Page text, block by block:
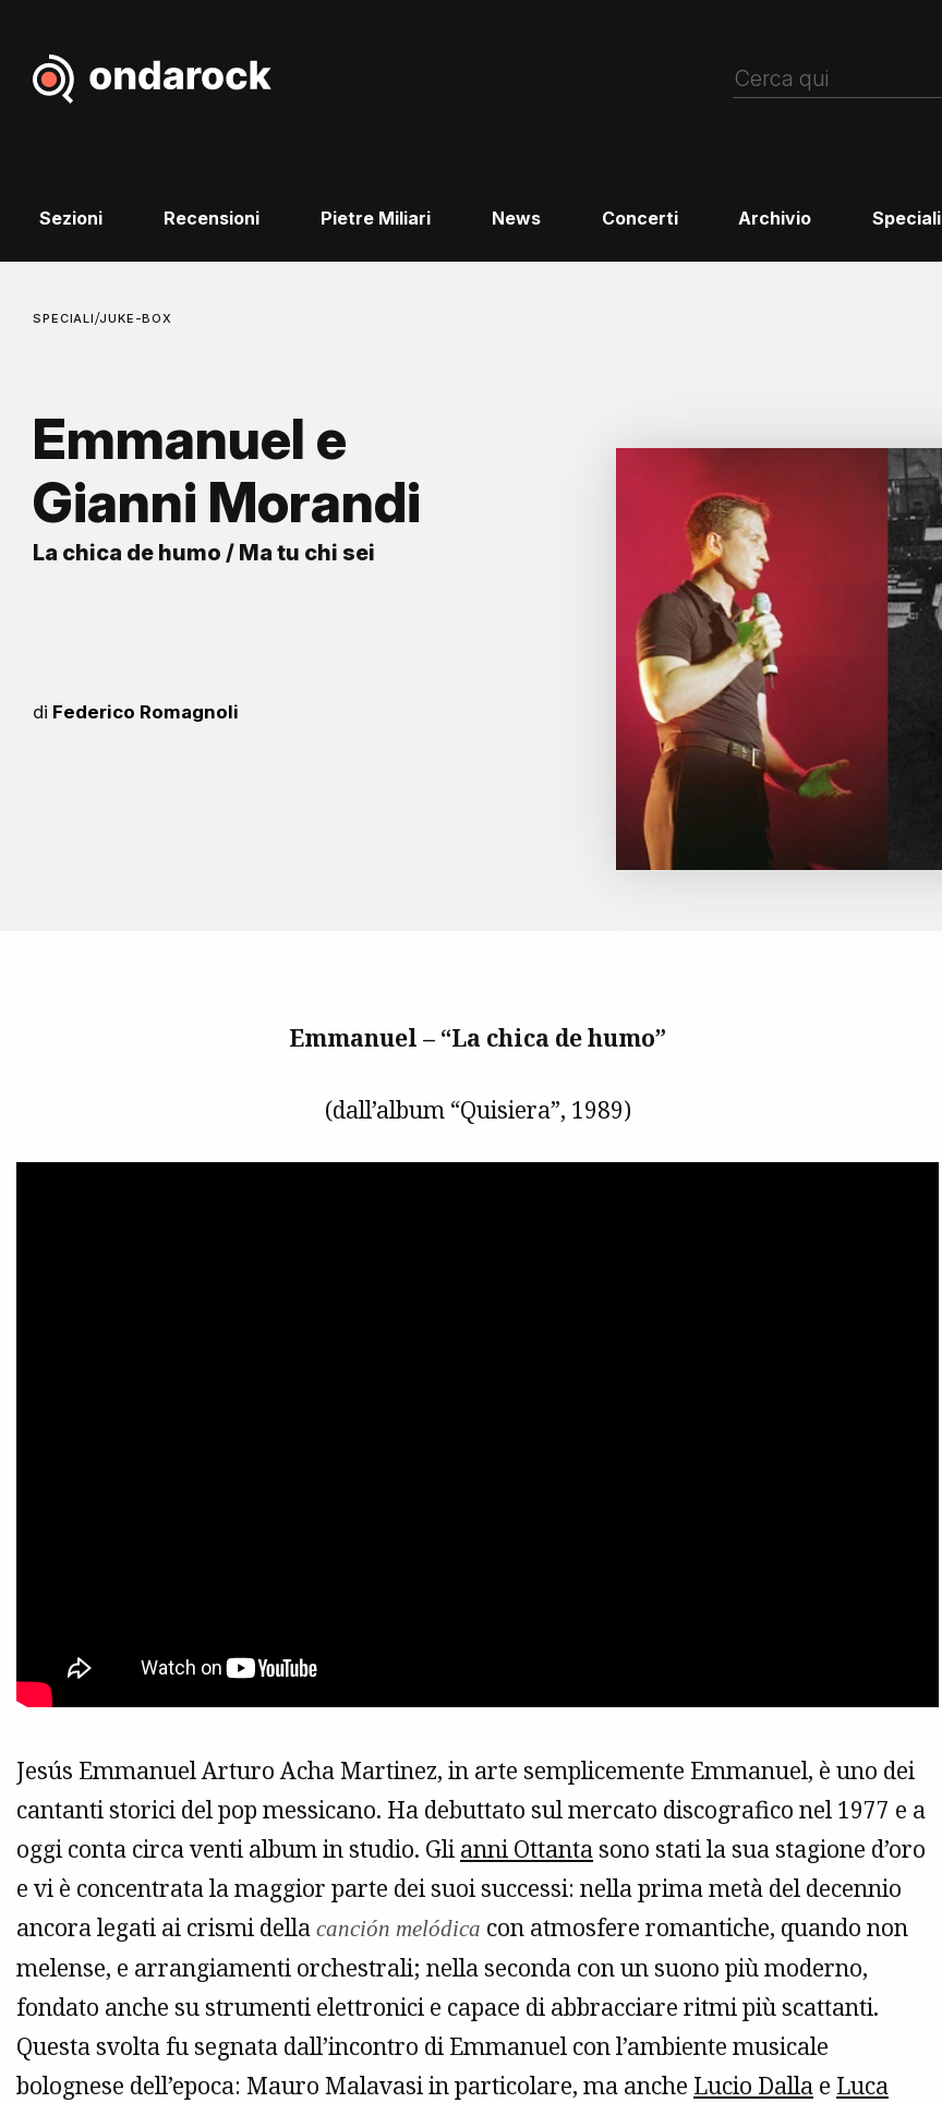
Sezioni Recensioni Pietre Miliari News Concerti Archivio Speciali
SPECIALI/JUKE-BOX
Emmanuel e
Gianni Morandi
La chica de humo / Ma tu chi sei
di Federico Romagnoli
Emmanuel – “La chica de humo”
(dall’album “Quisiera”, 1989)
Jesús Emmanuel Arturo Acha Martinez, in arte semplicemente Emmanuel, è uno dei
cantanti storici del pop messicano. Ha debuttato sul mercato discografico nel 1977 e a
oggi conta circa venti album in studio. Gli anni Ottantasono stati la sua stagione d’oro
e vi è concentrata la maggior parte dei suoi successi: nella prima metà del decennio
ancora legati ai crismi della canción melódica con atmosfere romantiche, quando non
melense, e arrangiamenti orchestrali; nella seconda con un suono più moderno,
fondato anche su strumenti elettronici e capace di abbracciare ritmi più scattanti.
Questa svolta fu segnata dall’incontro di Emmanuel con l’ambiente musicale
bolognese dell’epoca: Mauro Malavasi in particolare, ma anche Lucio Dalla e Luca